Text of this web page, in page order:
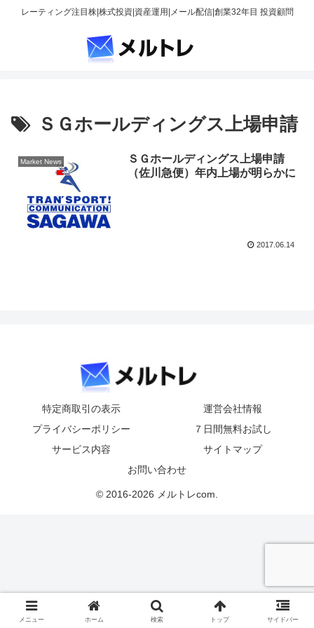
レーティング注目株|株式投資|資産運用|メール配信|創業32年目 投資顧問
ＳＧホールディングス上場申請
Market News
ＳＧホールディングス上場申請
（佐川急便）年内上場が明らかに
2017.06.14
特定商取引の表示
運営会社情報
プライバシーポリシー
７日間無料お試し
サービス内容
サイトマップ
お問い合わせ
© 2016-2026 メルトレcom.
メニュー ホーム 検索 トップ サイドバー